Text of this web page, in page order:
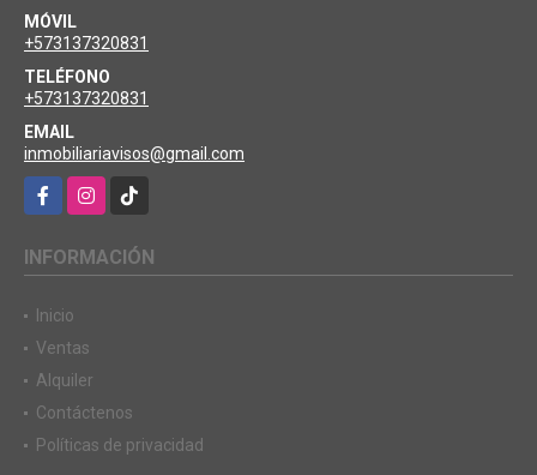
MÓVIL
+573137320831
TELÉFONO
+573137320831
EMAIL
inmobiliariavisos@gmail.com
FacebookInstagramTikTok
INFORMACIÓN
Inicio
Ventas
Alquiler
Contáctenos
Políticas de privacidad